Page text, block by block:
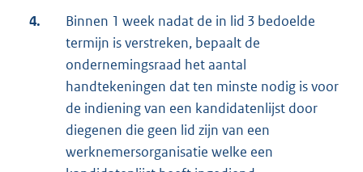
4.
Binnen 1 week nadat de in lid 3 bedoelde
termijn is verstreken, bepaalt de
ondernemingsraad het aantal
handtekeningen dat ten minste nodig is voor
de indiening van een kandidatenlijst door
diegenen die geen lid zijn van een
werknemersorganisatie welke een